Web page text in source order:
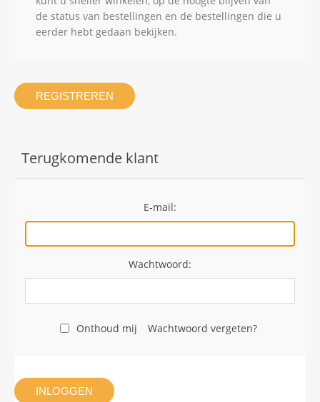
de status van bestellingen en de bestellingen die u
eerder hebt gedaan bekijken.
REGISTREREN
Terugkomende klant
E-mail:
Wachtwoord:
Onthoud mij Wachtwoord vergeten?
INLOGGEN